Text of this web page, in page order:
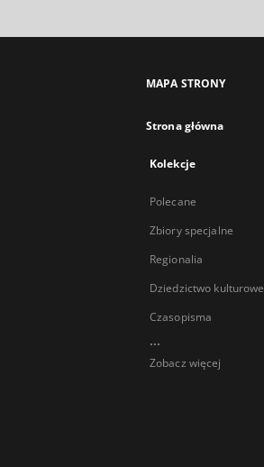
MAPA STRONY
Strona główna
Kolekcje
Polecane
Zbiory specjalne
Regionalia
Dziedzictwo kulturowe
Czasopisma
...
Zobacz więcej